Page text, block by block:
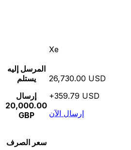
Xe
المرسل إليه
يستلم
إرسال
20,000.00
GBP
26,730.00 USD
+359.79 USD
إرسال الآن
سعر الصرف